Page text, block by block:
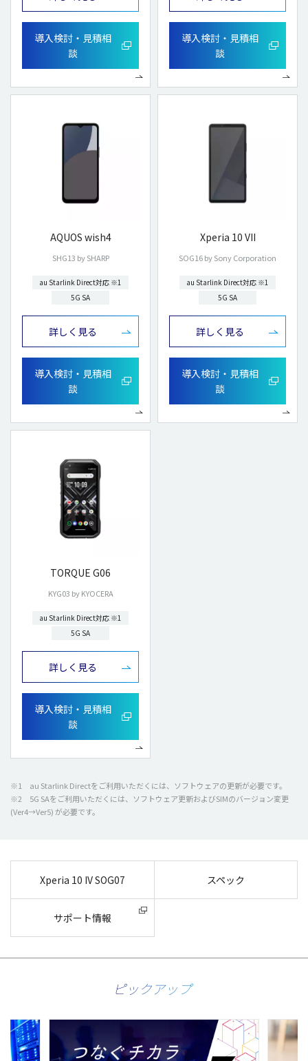
導入検討・見積相
談
導入検討・見積相
談
AQUOS wish4
SHG13 by SHARP
au Starlink Direct対応 ※1
5G SA
詳しく見る
導入検討・見積相
談
Xperia 10 VII
SOG16 by Sony Corporation
au Starlink Direct対応 ※1
5G SA
詳しく見る
導入検討・見積相
談
TORQUE G06
KYG03 by KYOCERA
au Starlink Direct対応 ※1
5G SA
詳しく見る
導入検討・見積相
談
※1 au Starlink Directをご利用いただくには、 ソフトウェアの更新が必要です。
※2 5G SAをご利用いただくには、 ソフトウェア更新およびSIMのバージョン変更
(Ver4→Ver5) が必要です。
Xperia 10 IV SOG07 スペック
サポート情報
ピックアップ